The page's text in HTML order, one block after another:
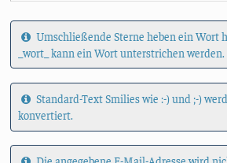
Umschließende Sterne heben ein Wort
_wort_ kann ein Wort unterstrichen werden.
Standard-Text Smilies wie :-) und ;-)
konvertiert.